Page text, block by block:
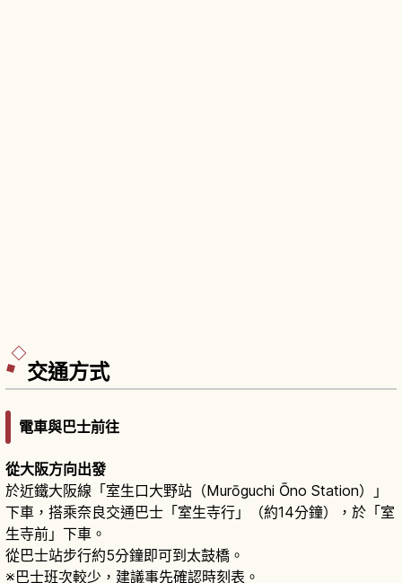
交通方式
電車與巴士前往
從大阪方向出發
於近鐵大阪線「室生口大野站（Murōguchi Ōno Station）」
下車，搭乘奈良交通巴士「室生寺行」（約14分鐘），於「室
生寺前」下車。
從巴士站步行約5分鐘即可到太鼓橋。
※巴士班次較少，建議事先確認時刻表。